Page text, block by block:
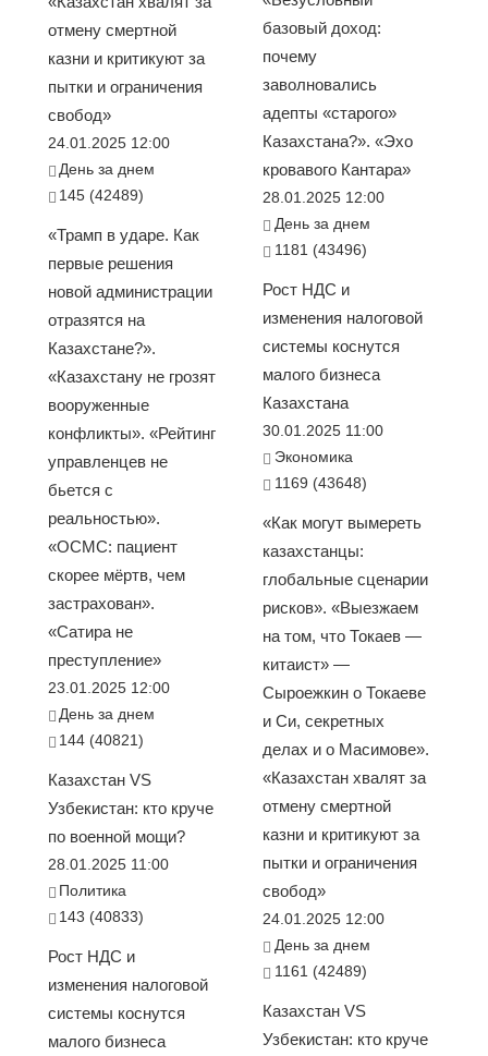
отмену смертной
казни и критикуют за
пытки и ограничения
свобод»
24.01.2025 12:00
День за днем
145 (42489)
«Трамп в ударе. Как
первые решения
новой администрации
отразятся на
Казахстане?».
«Казахстану не грозят
вооруженные
конфликты». «Рейтинг
управленцев не
бьется с
реальностью».
«ОСМС: пациент
скорее мёртв, чем
застрахован».
«Сатира не
преступление»
23.01.2025 12:00
День за днем
144 (40821)
Казахстан VS
Узбекистан: кто круче
по военной мощи?
28.01.2025 11:00
Политика
143 (40833)
Рост НДС и
изменения налоговой
системы коснутся
малого бизнеса
базовый доход:
почему
заволновались
адепты «старого»
Казахстана?». «Эхо
кровавого Кантара»
28.01.2025 12:00
День за днем
1181 (43496)
Рост НДС и
изменения налоговой
системы коснутся
малого бизнеса
Казахстана
30.01.2025 11:00
Экономика
1169 (43648)
«Как могут вымереть
казахстанцы:
глобальные сценарии
рисков». «Выезжаем
на том, что Токаев —
китаист» —
Сыроежкин о Токаеве
и Си, секретных
делах и о Масимове».
«Казахстан хвалят за
отмену смертной
казни и критикуют за
пытки и ограничения
свобод»
24.01.2025 12:00
День за днем
1161 (42489)
Казахстан VS
Узбекистан: кто круче